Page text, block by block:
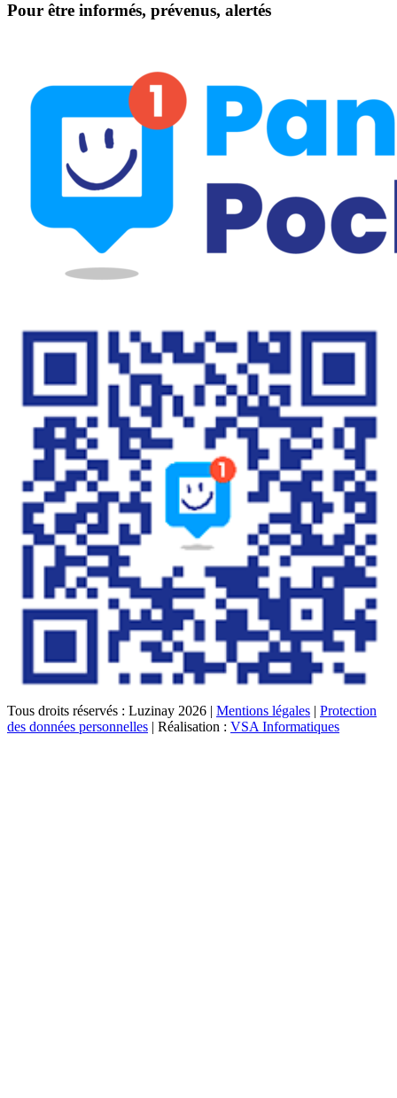
Pour être informés, prévenus, alertés
Tous droits réservés : Luzinay 2026 | Mentions légales | Protection
des données personnelles | Réalisation : VSA Informatiques